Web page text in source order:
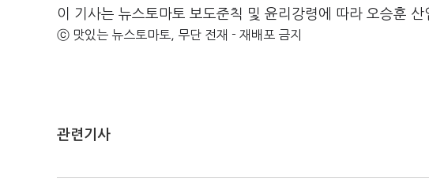
이 기사는 뉴스토마토 보도준칙 및 윤리강령에 따라 오승훈 산
ⓒ 맛있는 뉴스토마토, 무단 전재 - 재배포 금지
관련기사